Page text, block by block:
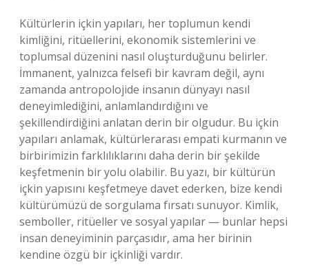
Kültürlerin içkin yapıları, her toplumun kendi
kimliğini, ritüellerini, ekonomik sistemlerini ve
toplumsal düzenini nasıl oluşturduğunu belirler.
İmmanent, yalnızca felsefi bir kavram değil, aynı
zamanda antropolojide insanın dünyayı nasıl
deneyimlediğini, anlamlandırdığını ve
şekillendirdiğini anlatan derin bir olgudur. Bu içkin
yapıları anlamak, kültürlerarası empati kurmanın ve
birbirimizin farklılıklarını daha derin bir şekilde
keşfetmenin bir yolu olabilir. Bu yazı, bir kültürün
içkin yapısını keşfetmeye davet ederken, bize kendi
kültürümüzü de sorgulama fırsatı sunuyor. Kimlik,
semboller, ritüeller ve sosyal yapılar — bunlar hepsi
insan deneyiminin parçasıdır, ama her birinin
kendine özgü bir içkinliği vardır.